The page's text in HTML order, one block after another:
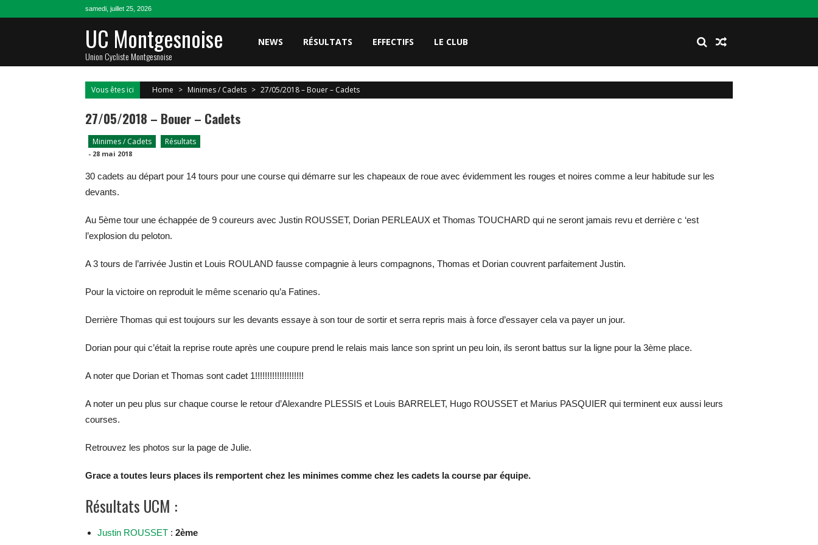
samedi, juillet 25, 2026
UC Montgesnoise
Union Cycliste Montgesnoise
NEWS RÉSULTATS EFFECTIFS LE CLUB
Vous êtes ici Home > Minimes / Cadets > 27/05/2018 – Bouer – Cadets
27/05/2018 – Bouer – Cadets
Minimes / Cadets Résultats
- 28 mai 2018
30 cadets au départ pour 14 tours pour une course qui démarre sur les chapeaux de roue avec évidemment les rouges et noires comme a leur habitude sur les
devants.
Au 5ème tour une échappée de 9 coureurs avec Justin ROUSSET, Dorian PERLEAUX et Thomas TOUCHARD qui ne seront jamais revu et derrière c ‘est
l’explosion du peloton.
A 3 tours de l’arrivée Justin et Louis ROULAND fausse compagnie à leurs compagnons, Thomas et Dorian couvrent parfaitement Justin.
Pour la victoire on reproduit le même scenario qu’a Fatines.
Derrière Thomas qui est toujours sur les devants essaye à son tour de sortir et serra repris mais à force d’essayer cela va payer un jour.
Dorian pour qui c’était la reprise route après une coupure prend le relais mais lance son sprint un peu loin, ils seront battus sur la ligne pour la 3ème place.
A noter que Dorian et Thomas sont cadet 1!!!!!!!!!!!!!!!!!!!!
A noter un peu plus sur chaque course le retour d’Alexandre PLESSIS et Louis BARRELET, Hugo ROUSSET et Marius PASQUIER qui terminent eux aussi leurs
courses.
Retrouvez les photos sur la page de Julie.
Grace a toutes leurs places ils remportent chez les minimes comme chez les cadets la course par équipe.
Résultats UCM :
Justin ROUSSET : 2ème